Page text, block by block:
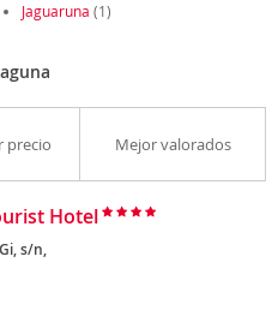
Jaguaruna (1)
precio Mejor valorados
Hotel
s/n,